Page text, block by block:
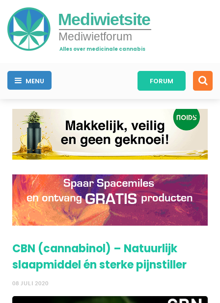
Mediwietsite
Mediwietforum
Alles over medicinale cannabis
MENU FORUM
CBN (cannabinol) – Natuurlijk
slaapmiddel én sterke pijnstiller
08 JULI 2020